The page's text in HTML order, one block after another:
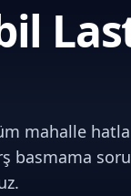
mahalle
basmama